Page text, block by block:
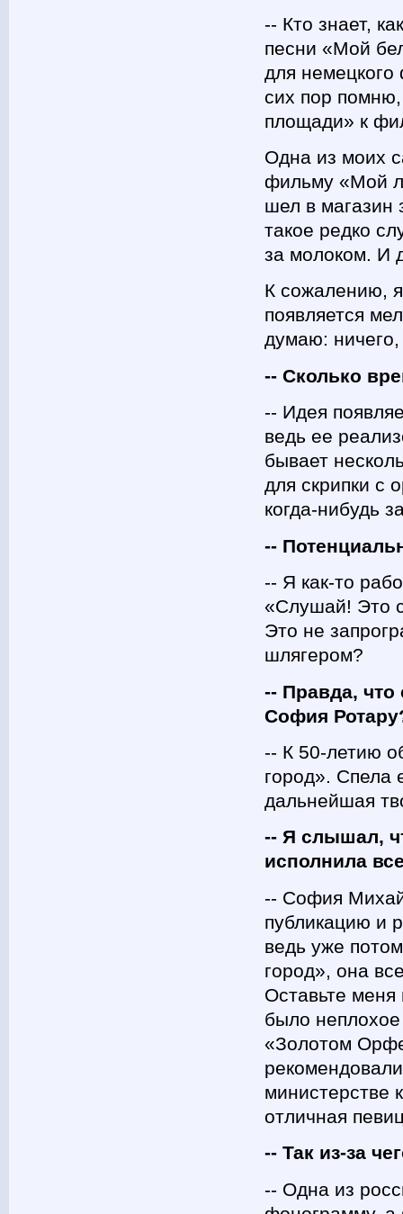
-- Кто знает,
песни «Мой
для
сих пор
площади» к
Одна из моих
фильму «Мой
шел в магазин
такое редко
за молоком. И
К сожалению, я
появляется
думаю:
-- Сколько
-- Идея
ведь ее
бывает
для скрипки с
когда-нибудь
--
-- Я как-то
«Слушай! Это
Это не
шлягером?
-- Правда, что
София
-- К 50-летию
город». Спела
дальнейшая
-- Я слышал,
исполнила
-- София
публикацию и
ведь уже
город», она
Оставьте
было
«Золотом
министерстве
отличная
-- Так из-за
-- Одна из